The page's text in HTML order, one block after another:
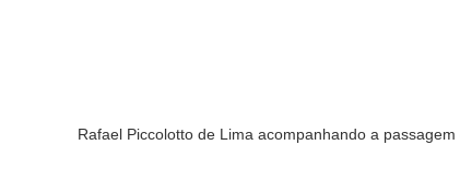
Rafael Piccolotto de Lima acompanhando a